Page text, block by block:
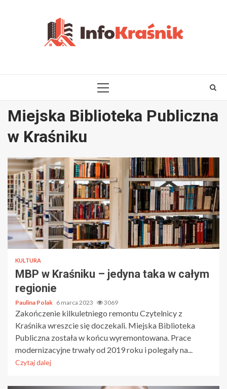
PRIMARY
Miejska Biblioteka Publiczna
w Kraśniku
KULTURA
MBP w Kraśniku – jedyna taka w całym
regionie
Paulina Polak 6 marca 2023 3069
Zakończenie kilkuletniego remontu Czytelnicy z
Kraśnika wreszcie się doczekali. Miejska Biblioteka
Publiczna została w końcu wyremontowana. Prace
modernizacyjne trwały od 2019 roku i polegały na...
Czytaj dalej